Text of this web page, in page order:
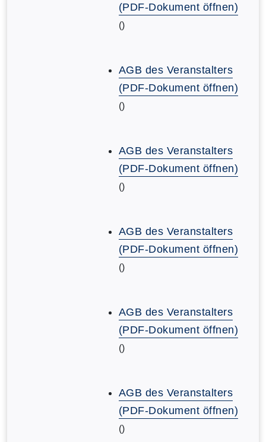
(PDF-Dokument öffnen)
()
AGB des Veranstalters
(PDF-Dokument öffnen)
()
AGB des Veranstalters
(PDF-Dokument öffnen)
()
AGB des Veranstalters
(PDF-Dokument öffnen)
()
AGB des Veranstalters
(PDF-Dokument öffnen)
()
AGB des Veranstalters
(PDF-Dokument öffnen)
()